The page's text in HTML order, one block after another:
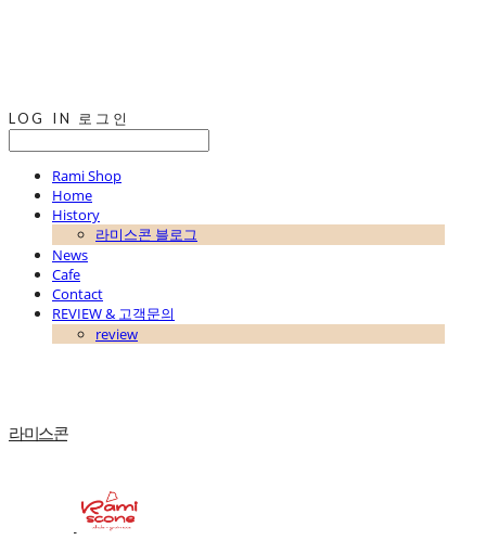
LOG IN 로그인
Rami Shop
Home
History
라미스콘 블로그
News
Cafe
Contact
REVIEW & 고객문의
review
라미스콘